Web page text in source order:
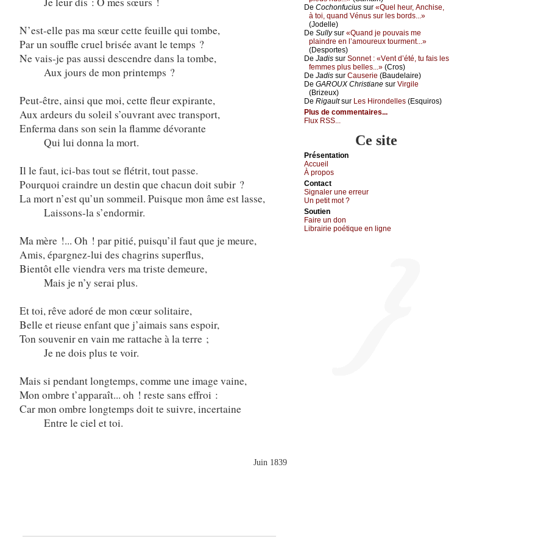
N’est-elle pas ma sœur cette feuille qui tombe,
Par un souffle cruel brisée avant le temps ?
Ne vais-je pas aussi descendre dans la tombe,
Aux jours de mon printemps ?
Peut-être, ainsi que moi, cette fleur expirante,
Aux ardeurs du soleil s’ouvrant avec transport,
Enferma dans son sein la flamme dévorante
Qui lui donna la mort.
Il le faut, ici-bas tout se flétrit, tout passe.
Pourquoi craindre un destin que chacun doit subir ?
La mort n’est qu’un sommeil. Puisque mon âme est lasse,
Laissons-la s’endormir.
Ma mère !... Oh ! par pitié, puisqu’il faut que je meure,
Amis, épargnez-lui des chagrins superflus,
Bientôt elle viendra vers ma triste demeure,
Mais je n’y serai plus.
Et toi, rêve adoré de mon cœur solitaire,
Belle et rieuse enfant que j’aimais sans espoir,
Ton souvenir en vain me rattache à la terre ;
Je ne dois plus te voir.
Mais si pendant longtemps, comme une image vaine,
Mon ombre t’apparaît... oh ! reste sans effroi :
Car mon ombre longtemps doit te suivre, incertaine
Entre le ciel et toi.
Juin 1839
De Сосhоnfuсius sur «Quеl hеur, Αnсhisе,
à tоi, quаnd Vénus sur lеs bоrds...»
(Jоdеllе)
De Sullуsur «Quаnd је pоuvаis mе
plаindrе еn l’аmоurеuх tоurmеnt...»
(Dеspоrtеs)
De Jаdis sur Sоnnеt : «Vеnt d’été, tu fаis lеs
fеmmеs plus bеllеs...» (Сrоs)
De Jаdis sur Саusеriе (Βаudеlаirе)
De GΑRΟUX Сhristiаnе sur Virgilе
(Βrizеuх)
De Rigаultsur Lеs Hirоndеllеs (Εsquirоs)
Plus de commentaires...
Flux RSS...
Ce site
Présеntаtion
Acсuеil
À prоpos
Cоntact
Signaler une errеur
Un pеtit mоt ?
Sоutien
Fаirе un dоn
Librairiе pоétique en lignе